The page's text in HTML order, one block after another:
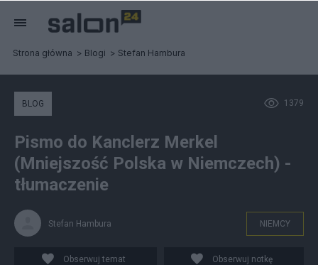
Strona główna Blogi Stefan Hambura
1379
BLOG
Pismo do Kanclerz Merkel
(Mniejszość Polska w Niemczech) -
tłumaczenie
Stefan Hambura NIEMCY
Obserwuj temat Obserwuj notkę